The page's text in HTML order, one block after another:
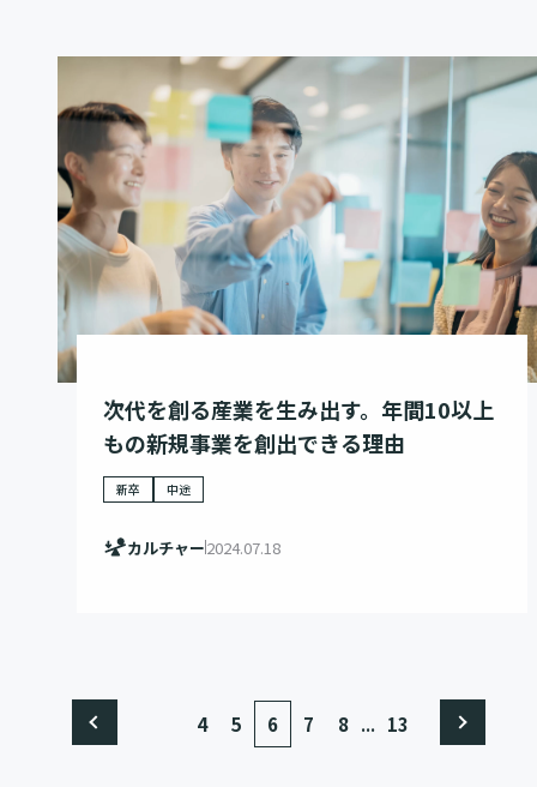
次代を創る産業を生み出す。年間10以上
もの新規事業を創出できる理由
新卒 中途
カルチャー2024.07.18
4 5 6 7 8 ... 13